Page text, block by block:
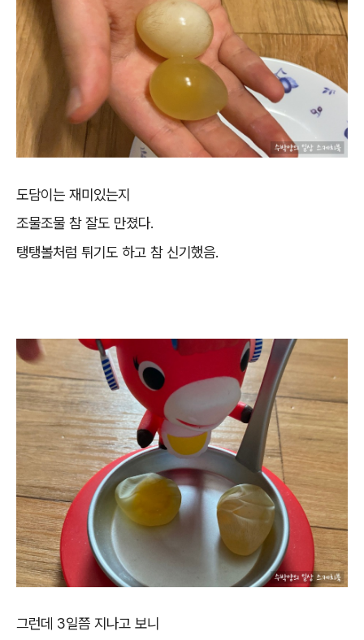
도담이는 재미있는지
조물조물 참 잘도 만졌다.
탱탱볼처럼 튀기도 하고 참 신기했음.
그런데 3일쯤 지나고 보니